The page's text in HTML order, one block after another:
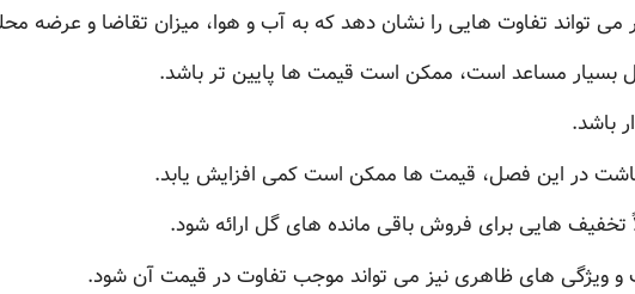
تواند تفاوت هایی را نشان دهد که به آب و هوا، میزان تقاضا و عرضه
بسیار مساعد است، ممکن است قیمت ها پایین تر باشد.
باشد.
کاشت در این فصل، قیمت ها ممکن است کمی افزایش یابد.
هایی برای فروش باقی مانده های گل ارائه شود.
و ویژگی های ظاهری نیز می تواند موجب تفاوت در قیمت آن شود.